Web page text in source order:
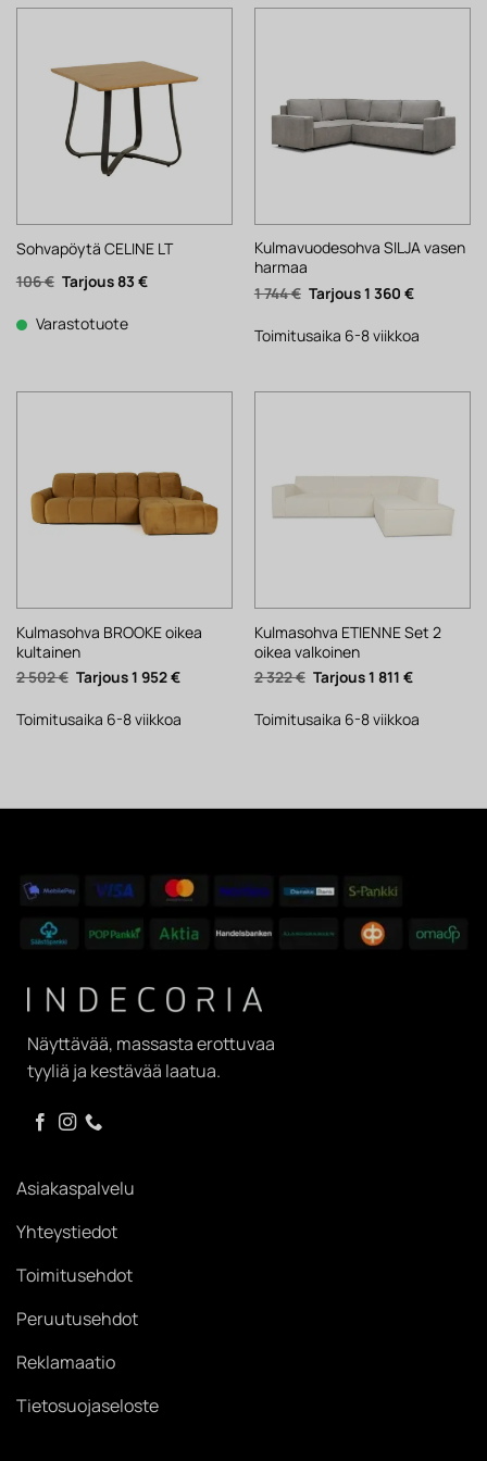
Sohvapöytä CELINE LT
106€ Alkuperäinen
hinta
106 €.
83 €Nykyinen
Varastotuote
Kulmavuodesohva SILJA vasen
harmaa
1 744€ Alkuperäinen
hinta
1
744 €.
1 360 €Nykyinen
1
360 €.
Toimitusaika 6-8 viikkoa
Kulmasohva BROOKE oikea
kultainen
2 502€ Alkuperäinen
hinta
2
502 €.
1 952€Nykyinen
1
Toimitusaika 6-8 viikkoa
Kulmasohva ETIENNE Set 2
oikea valkoinen
2 322€ Alkuperäinen
hinta
2
322 €.
1 811 €Nykyinen
1
811 €.
Toimitusaika 6-8 viikkoa
Näyttävää, massasta erottuvaa
tyyliä ja kestävää laatua.
Asiakaspalvelu
Yhteystiedot
Toimitusehdot
Peruutusehdot
Reklamaatio
Tietosuojaseloste